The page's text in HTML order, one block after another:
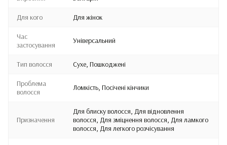
Для кого Для жінок
Час
застосування
Універсальний
Тип волосся Сухе, Пошкоджені
Проблема
волосся
Ломкість, Посічені кінчики
Призначення
Для блиску волосся, Для відновлення
волосся, Для зміцнення волосся, Для ламкого
волосся, Для легкого розчісування